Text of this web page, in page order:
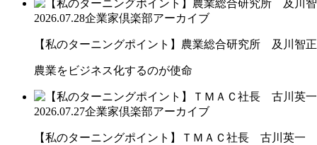
2026.07.28企業家倶楽部アーカイブ
【私のターニングポイント】農業総合研究所 及川智正
農業をビジネス化するのが使命
2026.07.27企業家倶楽部アーカイブ
【私のターニングポイント】ＴＭＡＣ社長 古川英一